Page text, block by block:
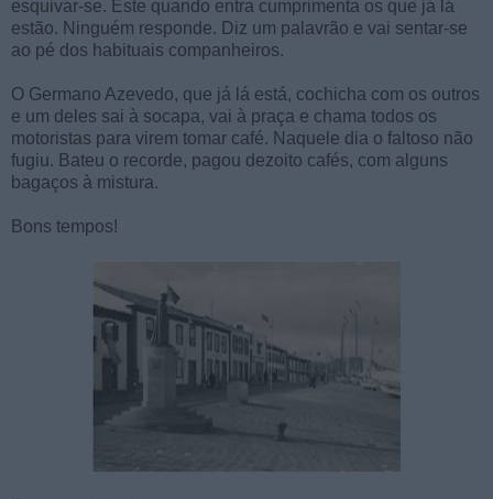
esquivar-se. Este quando entra cumprimenta os que já lá
estão. Ninguém responde. Diz um palavrão e vai sentar-se
ao pé dos habituais companheiros.
O Germano Azevedo, que já lá está, cochicha com os outros
e um deles sai à socapa, vai à praça e chama todos os
motoristas para virem tomar café. Naquele dia o faltoso não
fugiu. Bateu o recorde, pagou dezoito cafés, com alguns
bagaços à mistura.
Bons tempos!